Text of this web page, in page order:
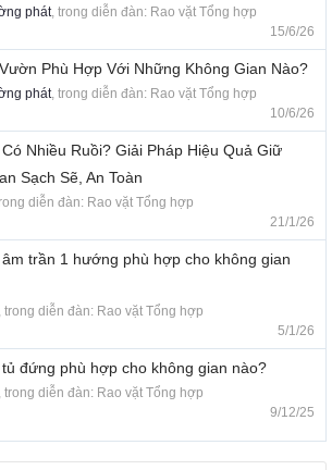
phát, trong diễn đàn: Rao vặt Tổng hợp
15/6/26
Phù Hợp Với Những Không Gian Nào?
phát, trong diễn đàn: Rao vặt Tổng hợp
10/6/26
Nhiều Ruồi? Giải Pháp Hiệu Quả Giữ
Sạch Sẽ, An Toàn
diễn đàn: Rao vặt Tổng hợp
21/1/26
trần 1 hướng phù hợp cho không gian
, trong diễn đàn: Rao vặt Tổng hợp
5/1/26
đứng phù hợp cho không gian nào?
, trong diễn đàn: Rao vặt Tổng hợp
9/12/25